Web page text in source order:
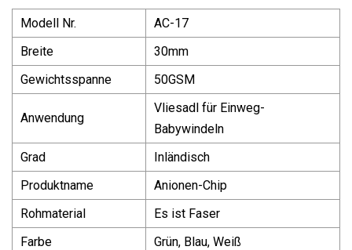
Modell Nr.
AC-17
Breite
30mm
Gewichtsspanne
50GSM
Anwendung
Vliesadl für Einweg-
Babywindeln
Grad
Inländisch
Produktname
Anionen-Chip
Rohmaterial
Es ist Faser
Farbe
Grün, Blau, Weiß